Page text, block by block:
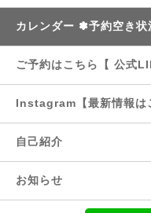
カレンダー ✽予約空き
ご予約はこちら【 公式
Instagram【最新情報は
自己紹介
お知らせ